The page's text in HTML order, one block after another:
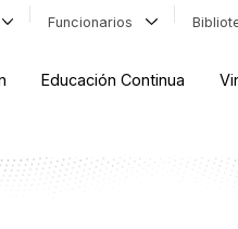
Funcionarios
Educación Continua